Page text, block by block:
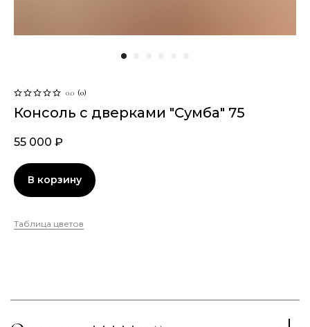
0.0 (0)
Консоль с дверками "Сумба" 75
55 000 ₽
В корзину
Таблица цветов